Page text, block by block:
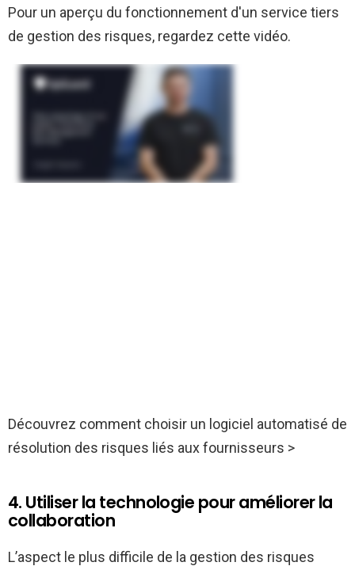
Pour un aperçu du fonctionnement d'un service tiers
de gestion des risques, regardez cette vidéo.
Découvrez comment choisir un logiciel automatisé de
résolution des risques liés aux fournisseurs >
4. Utiliser la technologie pour améliorer la
collaboration
L’aspect le plus difficile de la gestion des risques